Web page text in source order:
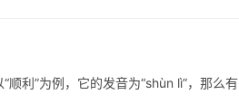
”为例，它的发音为“shùn lì”，那么